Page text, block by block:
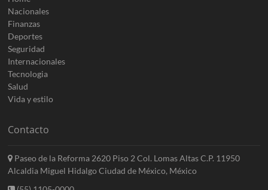
Nacionales
Finanzas
Deportes
Seguridad
Internacionales
Tecnologia
Salud
Vida y estilo
Contacto
Paseo de la Reforma 2620 Piso 2 Col. Lomas Altas C.P. 11950
Alcaldia Miguel Hidalgo Ciudad de México, México